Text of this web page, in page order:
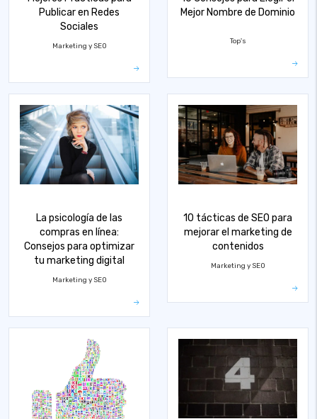
Publicar en Redes
Sociales
Marketing y SEO
Mejor Nombre de Dominio
Top's
La psicología de las
compras en línea:
Consejos para optimizar
tu marketing digital
Marketing y SEO
10 tácticas de SEO para
mejorar el marketing de
contenidos
Marketing y SEO